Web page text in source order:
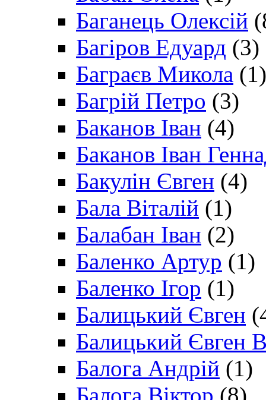
Баганець Олексій
Багіров Едуард (3)
Баграєв Микола (1)
Багрій Петро (3)
Баканов Іван (4)
Баканов Іван
Бакулін Євген (4)
Бала Віталій (1)
Балабан Іван (2)
Баленко Артур (1)
Баленко Ігор (1)
Балицький Євген
Балицький Євген
Балога Андрій (1)
Балога Віктор (8)